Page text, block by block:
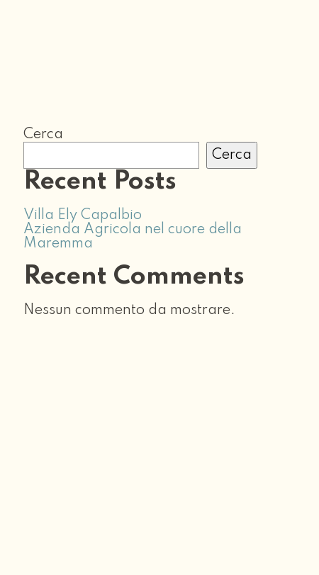
Cerca
Cerca
Recent Posts
Villa Ely Capalbio
Azienda Agricola nel cuore della
Maremma
Recent Comments
Nessun commento da mostrare.